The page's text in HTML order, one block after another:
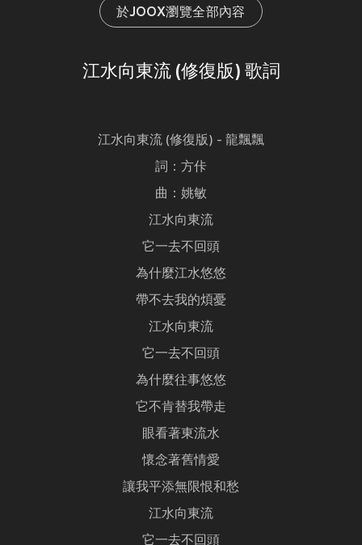
於JOOX瀏覽全部內容
江水向東流 (修復版) 歌詞
江水向東流 (修復版) - 龍飄飄
詞：方佧
曲：姚敏
江水向東流
它一去不回頭
為什麼江水悠悠
帶不去我的煩憂
江水向東流
它一去不回頭
為什麼往事悠悠
它不肯替我帶走
眼看著東流水
懷念著舊情愛
讓我平添無限恨和愁
江水向東流
它一去不回頭